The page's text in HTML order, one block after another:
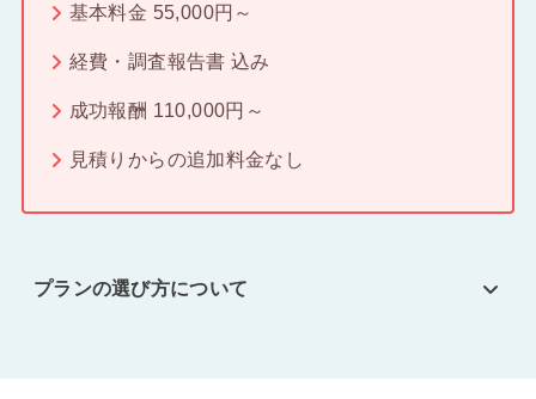
基本料金 55,000円～
経費・調査報告書 込み
成功報酬 110,000円～
見積りからの追加料金なし
プランの選び方について